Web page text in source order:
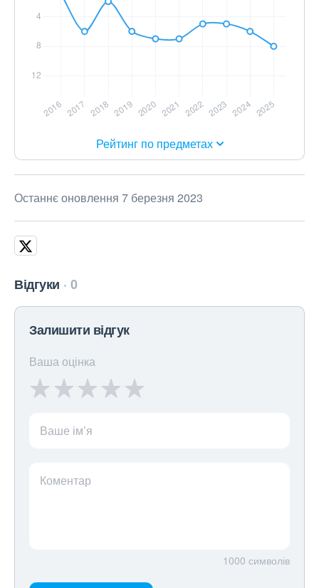
Рейтинг по предметах
Останнє оновлення 7 березня 2023
Відгуки 0
Залишити відгук
Ваша оцінка
Ваше ім’я
Коментар
1000 символів